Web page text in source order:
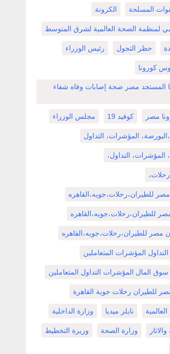
المسلحة الكرونة
لمنظمة الصحة العالمية لشرق المتوسط
حظر التجول رئيس الوزراء
كورونا
المستجد مصر صحة إصابات وفاه شفاء
مصر كوفيد 19 مجلس الوزراء
المؤشرات، التداول
المؤشرات، التداول،
للطيران،رحلات،جويه،القاهره
للطيران،رحلات،جويه،القاهره
مصر للطيران،رحلات،جويه،القاهره
المؤشرات المتعاملين
المال المؤشرات التداول المتعاملين
للطيران رحلات جوية القاهرة
نايلز ميديا وزارة الداخلية
وزارة الصحة وزيرة التخطيط